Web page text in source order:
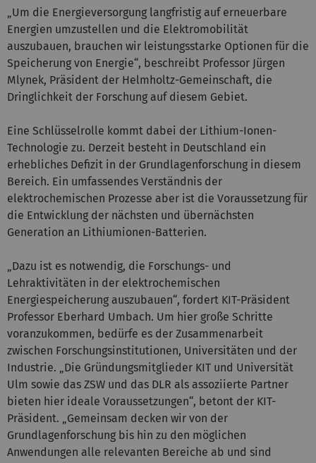
„Um die Energieversorgung langfristig auf erneuerbare
Energien umzustellen und die Elektromobilität
auszubauen, brauchen wir leistungsstarke Optionen für die
Speicherung von Energie“, beschreibt Professor Jürgen
Mlynek, Präsident der Helmholtz-Gemeinschaft, die
Dringlichkeit der Forschung auf diesem Gebiet.
Eine Schlüsselrolle kommt dabei der Lithium-Ionen-
Technologie zu. Derzeit besteht in Deutschland ein
erhebliches Defizit in der Grundlagenforschung in diesem
Bereich. Ein umfassendes Verständnis der
elektrochemischen Prozesse aber ist die Voraussetzung für
die Entwicklung der nächsten und übernächsten
Generation an Lithiumionen-Batterien.
„Dazu ist es notwendig, die Forschungs- und
Lehraktivitäten in der elektrochemischen
Energiespeicherung auszubauen“, fordert KIT-Präsident
Professor Eberhard Umbach. Um hier große Schritte
voranzukommen, bedürfe es der Zusammenarbeit
zwischen Forschungsinstitutionen, Universitäten und der
Industrie. „Die Gründungsmitglieder KIT und Universität
Ulm sowie das ZSW und das DLR als assoziierte Partner
bieten hier ideale Voraussetzungen“, betont der KIT-
Präsident. „Gemeinsam decken wir von der
Grundlagenforschung bis hin zu den möglichen
Anwendungen alle relevanten Bereiche ab und sind